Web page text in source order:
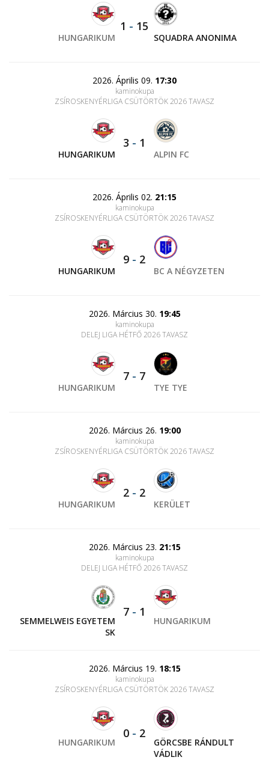
HUNGARIKUM
1 - 15
SQUADRA ANONIMA
2026. Április 09. 17:30
kaminokupa
ZSÍROSKENYÉRLIGA CSÜTÖRTÖK 2026 TAVASZ
HUNGARIKUM
3 - 1
ALPIN FC
2026. Április 02. 21:15
kaminokupa
ZSÍROSKENYÉRLIGA CSÜTÖRTÖK 2026 TAVASZ
HUNGARIKUM
9 - 2
BC A NÉGYZETEN
2026. Március 30. 19:45
kaminokupa
DELEJ LIGA HÉTFŐ 2026 TAVASZ
HUNGARIKUM
7 - 7
TYE TYE
2026. Március 26. 19:00
kaminokupa
ZSÍROSKENYÉRLIGA CSÜTÖRTÖK 2026 TAVASZ
HUNGARIKUM
2 - 2
KERÜLET
2026. Március 23. 21:15
kaminokupa
DELEJ LIGA HÉTFŐ 2026 TAVASZ
SEMMELWEIS EGYETEM
SK
7 - 1
HUNGARIKUM
2026. Március 19. 18:15
kaminokupa
ZSÍROSKENYÉRLIGA CSÜTÖRTÖK 2026 TAVASZ
HUNGARIKUM
0 - 2
GÖRCSBE RÁNDULT
VÁDLIK